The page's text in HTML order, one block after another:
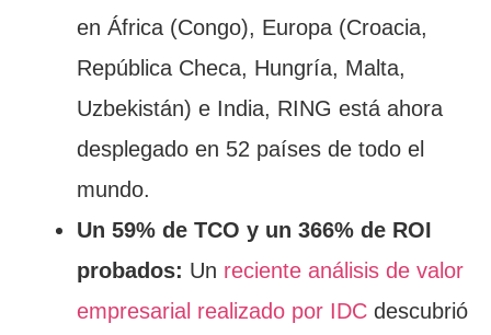
en África (Congo), Europa (Croacia,
República Checa, Hungría, Malta,
Uzbekistán) e India, RING está ahora
desplegado en 52 países de todo el
mundo.
Un 59% de TCO y un 366% de ROI
probados: Un reciente análisis de valor
empresarial realizado por IDC descubrió